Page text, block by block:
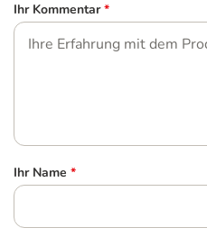
Ihr Kommentar *
Ihr Name *